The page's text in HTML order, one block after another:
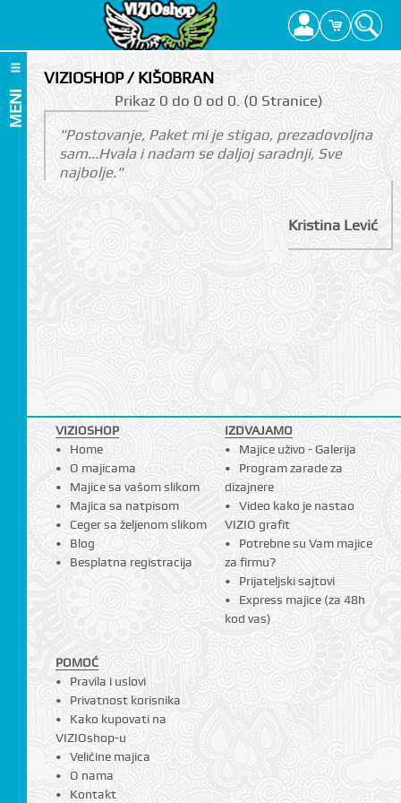
MENI
VIZIOSHOP / KIŠOBRAN
Prikаz 0 do 0 оd 0. (0 Strаnicе)
"Postovanje, Paket mi je stigao, prezadovoljna
sam...Hvala i nadam se daljoj saradnji, Sve
najbolje."
Kristina Lević
VIZIOSHOP
Home
O majicama
Majice sa vašom slikom
Majica sa natpisom
Ceger sa željenom slikom
Blog
Besplatna registracija
IZDVAJAMO
Majice uživo - Galerija
Program zarade za
dizajnere
Video kako je nastao
VIZIO grafit
Potrebne su Vam majice
za firmu?
Prijateljski sajtovi
Express majice (za 48h
kod vas)
POMOĆ
Pravila i uslovi
Privatnost korisnika
Kako kupovati na
VIZIOshop-u
Veličine majica
O nama
Kontakt